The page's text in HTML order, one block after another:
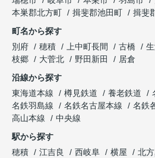
本巣郡北方町
揖斐郡池田町 揖斐
町名から探す
別府
穂積 上中町長間 古橋
枝郷
大菅北 野田新田
居倉
沿線から探す
東海道本線
樽見鉄道 養老鉄道
名鉄羽島線
名鉄名古屋本線 名鉄
高山本線
中央線
駅から探す
穂積
江吉良 西岐阜 横屋 北